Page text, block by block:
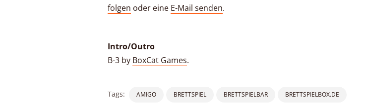
folgen oder eine E-Mail senden.
Intro/Outro
B-3 by BoxCat Games.
Tags: AMIGO BRETTSPIEL BRETTSPIELBAR BRETTSPIELBOX.DE